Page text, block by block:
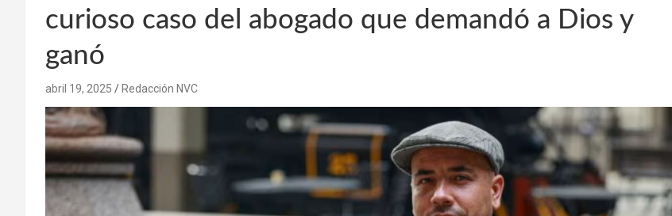
curioso caso del abogado que demandó a Dios y
ganó
abril 19, 2025 Redacción NVC